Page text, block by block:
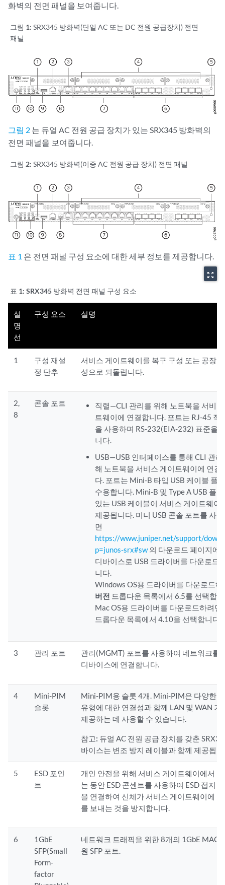
화벽의 전면 패널을 보여줍니다.
그림 1: SRX345 방화벽(단일 AC 또는 DC 전원 공급장치) 전면
패널
그림 2 는 듀얼 AC 전원 공급 장치가 있는 SRX345 방화벽의
전면 패널을 보여줍니다.
그림 2: SRX345 방화벽(이중 AC 전원 공급 장치) 전면 패널
표 1 은 전면 패널 구성 요소에 대한 세부 정보를 제공합니다.
zoom_out_map
표 1: SRX345 방화벽 전면 패널 구성 요소
설
명
선
구성 요소 설명
1
구성 재설
정 단추
서비스 게이트웨이를 복구 구성 또는 공장
성으로 되돌립니다.
2,
8
콘솔 포트
직렬—CLI 관리를 위해 노트북을 서비
트웨이에 연결합니다. 포트는 RJ-45 직
을 사용하며 RS-232(EIA-232) 표준을
니다.
USB—USB 인터페이스를 통해 CLI 관리
해 노트북을 서비스 게이트웨이에 연결
다. 포트는 Mini-B 타입 USB 케이블 플
수용합니다. Mini-B 및 Type A USB 플
있는 USB 케이블이 서비스 게이트웨이
제공됩니다. 미니 USB 콘솔 포트를 사
면
https://www.juniper.net/support/
p=junos-srx#sw의 다운로드 페이지에
디바이스로 USB 드라이버를 다운로드
니다.
Windows OS용 드라이버를 다운로드하
버전 드롭다운 목록에서 6.5를 선택합
Mac OS용 드라이버를 다운로드하려면
드롭다운 목록에서 4.10을 선택합니다.
3 관리 포트
관리(MGMT) 포트를 사용하여 네트워크를
디바이스에 연결합니다.
4
Mini-PIM
슬롯
Mini-PIM용 슬롯 4개. Mini-PIM은 다양한
유형에 대한 연결성과 함께 LAN 및 WAN 기
제공하는 데 사용할 수 있습니다.
참고: 듀얼 AC 전원 공급 장치를 갖춘
바이스는 변조 방지 레이블과 함께 제공됩
5
ESD 포인
트
개인 안전을 위해 서비스 게이트웨이에서
는 동안 ESD 콘센트를 사용하여 ESD 접지
을 연결하여 신체가 서비스 게이트웨이에
를 보내는 것을 방지합니다.
6
1GbE
SFP(Small
Form-
factor
네트워크 트래픽을 위한 8개의 1GbE
원 SFP 포트.